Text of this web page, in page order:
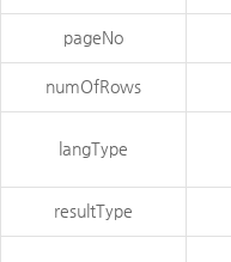
pageNo
numOfRows
langType
resultType